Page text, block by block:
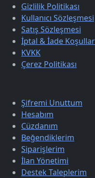
Gizlilik Politikası
Kullanıcı Sözleşmesi
Satış Sözleşmesi
İptal & İade
KVKK
Çerez Politikası
Şifremi Unuttum
Hesabım
Cüzdanım
Beğendiklerim
Siparişlerim
İlan Yönetimi
Destek Taleplerim